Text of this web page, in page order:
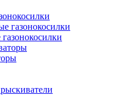
газонокосилки